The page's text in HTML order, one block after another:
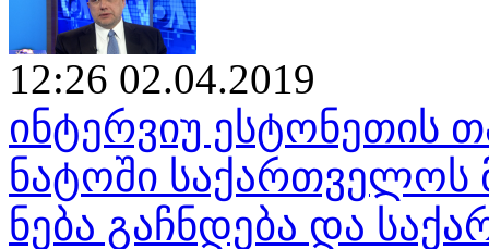
12:26 02.04.2019
ინტერვიუ ესტონეთის
ნატოში საქართველოს
ნება გაჩნდება და